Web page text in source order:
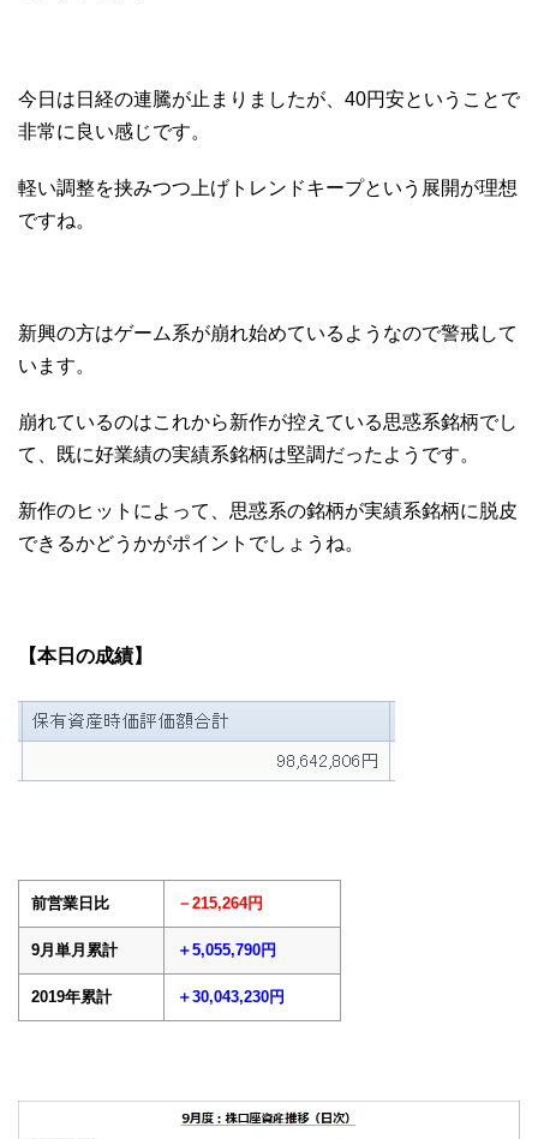
今日は日経の連騰が止まりましたが、40円安ということで
非常に良い感じです。
軽い調整を挟みつつ上げトレンドキープという展開が理想
ですね。
新興の方はゲーム系が崩れ始めているようなので警戒して
います。
崩れているのはこれから新作が控えている思惑系銘柄でし
て、既に好業績の実績系銘柄は堅調だったようです。
新作のヒットによって、思惑系の銘柄が実績系銘柄に脱皮
できるかどうかがポイントでしょうね。
【本日の成績】
前営業日比 －215,264円
9月単月累計 ＋5,055,790円
2019年累計 ＋30,043,230円